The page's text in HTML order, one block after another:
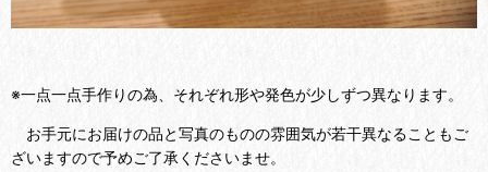
※一点一点手作りの為、それぞれ形や発色が少しずつ異なります。
お手元にお届けの品と写真のものの雰囲気が若干異なることもご
ざいますので予めご了承くださいませ。